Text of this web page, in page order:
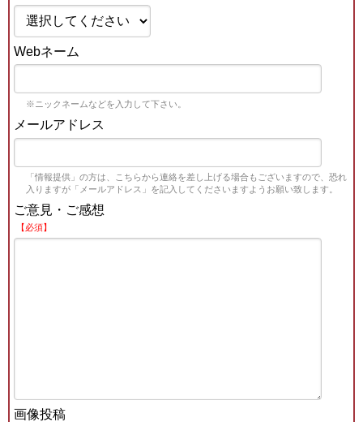
Webネーム
※ニックネームなどを入力して下さい。
メールアドレス
「情報提供」の方は、こちらから連絡を差し上げる場合もございますので、恐れ
入りますが「メールアドレス」を記入してくださいますようお願い致します。
ご意見・ご感想
【必須】
画像投稿